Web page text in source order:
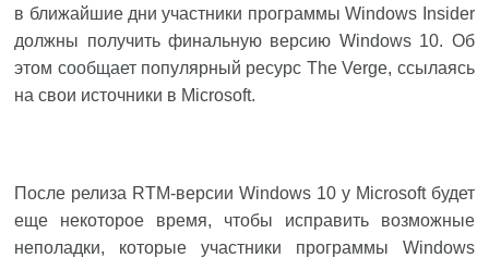
в ближайшие дни участники программы Windows Insider
должны получить финальную версию Windows 10. Об
этом сообщает популярный ресурс The Verge, ссылаясь
на свои источники в Microsoft.
После релиза RTM-версии Windows 10 у Microsoft будет
еще некоторое время, чтобы исправить возможные
неполадки, которые участники программы Windows